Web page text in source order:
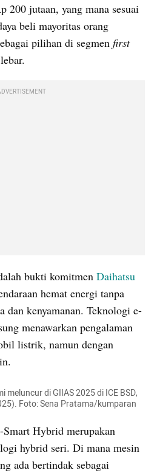
200 jutaan, yang mana sesuai
beli mayoritas orang
pilihan di segmen first
bukti komitmen Daihatsu
hemat energi tanpa
dan kenyamanan. Teknologi e-
menawarkan pengalaman
listrik, namun dengan
meluncur di GIIAS 2025 di ICE BSD,
Foto: Sena Pratama/kumparan
Smart Hybrid merupakan
hybrid seri. Di mana mesin
ada bertindak sebagai